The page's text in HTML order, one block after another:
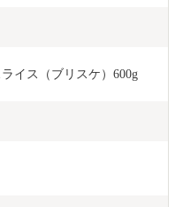
イス（ブリスケ）600g